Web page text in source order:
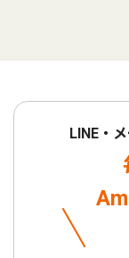
LINE・